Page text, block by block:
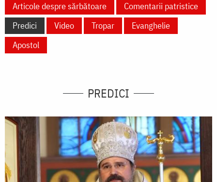
Articole despre sărbătoare
Comentarii patristice
Predici
Video Tropar
Evanghelie
Apostol
PREDICI